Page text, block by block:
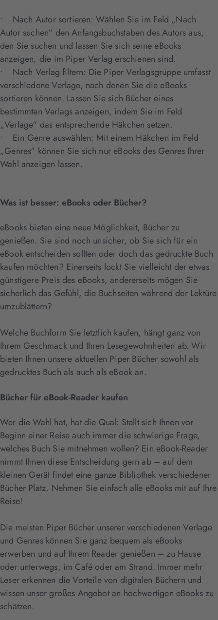
• Nach Autor sortieren: Wählen Sie im Feld „Nach
Autor suchen“ den Anfangsbuchstaben des Autors aus,
den Sie suchen und lassen Sie sich seine eBooks
anzeigen, die im Piper Verlag erschienen sind.
• Nach Verlag filtern: Die Piper Verlagsgruppe umfasst
verschiedene Verlage, nach denen Sie die eBooks
sortieren können. Lassen Sie sich Bücher eines
bestimmten Verlags anzeigen, indem Sie im Feld
„Verlage“ das entsprechende Häkchen setzen.
• Ein Genre auswählen: Mit einem Häkchen im Feld
„Genres“ können Sie sich nur eBooks des Genres Ihrer
Wahl anzeigen lassen.
Was ist besser: eBooks oder Bücher?
eBooks bieten eine neue Möglichkeit, Bücher zu
genießen. Sie sind noch unsicher, ob Sie sich für ein
eBook entscheiden sollten oder doch das gedruckte Buch
kaufen möchten? Einerseits lockt Sie vielleicht der etwas
günstigere Preis des eBooks, andererseits mögen Sie
sicherlich das Gefühl, die Buchseiten während der Lektüre
umzublättern?
Welche Buchform Sie letztlich kaufen, hängt ganz von
Ihrem Geschmack und Ihren Lesegewohnheiten ab. Wir
bieten Ihnen unsere aktuellen Piper Bücher sowohl als
gedrucktes Buch als auch als eBook an.
Bücher für eBook-Reader kaufen
Wer die Wahl hat, hat die Qual: Stellt sich Ihnen vor
Beginn einer Reise auch immer die schwierige Frage,
welches Buch Sie mitnehmen wollen? Ein eBook-Reader
nimmt Ihnen diese Entscheidung gern ab – auf dem
kleinen Gerät findet eine ganze Bibliothek verschiedener
Bücher Platz. Nehmen Sie einfach alle eBooks mit auf Ihre
Reise!
Die meisten Piper Bücher unserer verschiedenen Verlage
und Genres können Sie ganz bequem als eBooks
erwerben und auf Ihrem Reader genießen – zu Hause
oder unterwegs, im Café oder am Strand. Immer mehr
Leser erkennen die Vorteile von digitalen Büchern und
wissen unser großes Angebot an hochwertigen eBooks zu
schätzen.